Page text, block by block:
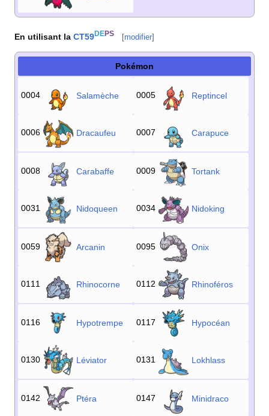
En utilisant la CT59DEPS [modifier]
Pokémon
0004 Salamèche 0005 Reptincel
0006 Dracaufeu 0007 Carapuce
0008 Carabaffe 0009 Tortank
0031 Nidoqueen 0034 Nidoking
0059 Arcanin 0095 Onix
0111 Rhinocorne 0112 Rhinoféros
0116 Hypotrempe 0117 Hypocéan
0130 Léviator 0131 Lokhlass
0142 Ptéra 0147 Minidraco